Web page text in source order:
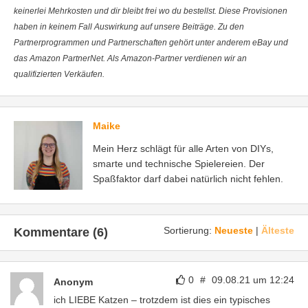
keinerlei Mehrkosten und dir bleibt frei wo du bestellst. Diese Provisionen
haben in keinem Fall Auswirkung auf unsere Beiträge. Zu den
Partnerprogrammen und Partnerschaften gehört unter anderem eBay und
das Amazon PartnerNet. Als Amazon-Partner verdienen wir an
qualifizierten Verkäufen.
Maike
Mein Herz schlägt für alle Arten von DIYs,
smarte und technische Spielereien. Der
Spaßfaktor darf dabei natürlich nicht fehlen.
Sortierung: Neueste | Älteste
Kommentare (6)
0 # 09.08.21 um 12:24
Anonym
ich LIEBE Katzen – trotzdem ist dies ein typisches